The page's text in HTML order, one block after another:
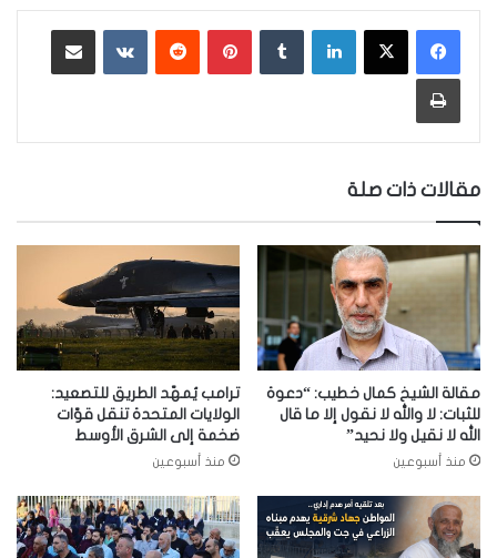
لينكدإن بينتيريست ‏VKontakte
طباعة
مقالات ذات صلة
مقالة الشيخ كمال خطيب: “دعوة
للثبات: لا والله لا نقول إلا ما قال
الله لا نقيل ولا نحيد”
منذ أسبوعين
ترامب يُمهّد الطريق للتصعيد:
الولايات المتحدة تنقل قوّات
ضخمة إلى الشرق الأوسط
منذ أسبوعين